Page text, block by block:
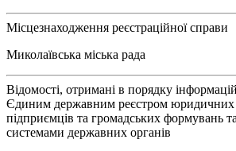
Місцезнаходження реєстраційної справи
Миколаївська міська рада
Відомості, отримані в порядку
Єдиним державним реєстром юридичних
підприємців та громадських формувань
системами державних органів